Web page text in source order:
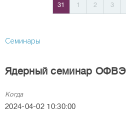
31 1 2 3
Семинары
Ядерный семинар ОФВЭ
Когда
2024-04-02 10:30:00